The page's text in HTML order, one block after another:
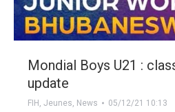
Mondial Boys U21 :
update
FIH , Jeunes, News 05/12/21 10:13